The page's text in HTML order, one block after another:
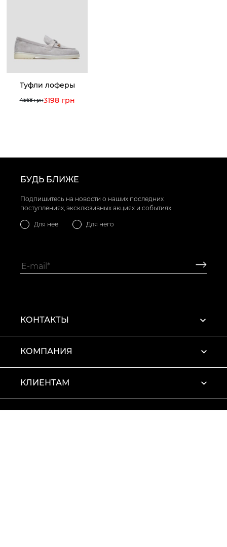
Туфли лоферы
4568 грн3198 грн
БУДЬ БЛИЖЕ
Подпишитесь на новости о наших последних
поступлениях, эксклюзивных акциях и событиях
Для нее Для него
КОНТАКТЫ
КОМПАНИЯ
КЛИЕНТАМ